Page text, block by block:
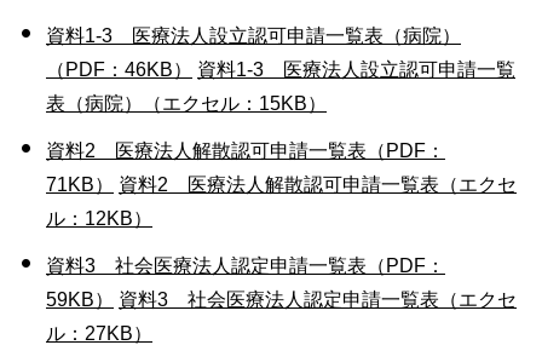
資料1-3 医療法人設立認可申請一覧表（病院）
（PDF：46KB）
資料1-3 医療法人設立認可申請一覧
表（病院）（エクセル：15KB）
資料2 医療法人解散認可申請一覧表（PDF：
71KB）
資料2 医療法人解散認可申請一覧表（エクセ
ル：12KB）
資料3 社会医療法人認定申請一覧表（PDF：
59KB）
資料3 社会医療法人認定申請一覧表（エクセ
ル：27KB）